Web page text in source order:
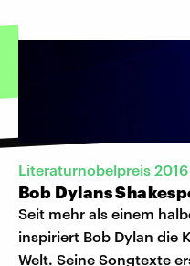
Literaturnobelpreis 2016
Bob Dylans
Seit mehr als einem
inspiriert Bob Dylan die
Welt. Seine Songtexte